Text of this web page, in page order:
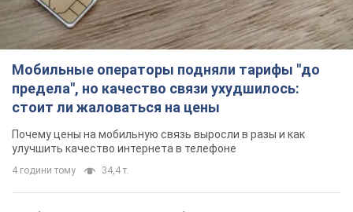
4 години тому 34,4 т.
"Работаем над тем, чтобы получить
комплекты с ракетами для ПВО": Зеленский
заслушал доклад Драпатого и объявил о
вопросы в украинской армии
В оккупированной Ялте прогремели мощные